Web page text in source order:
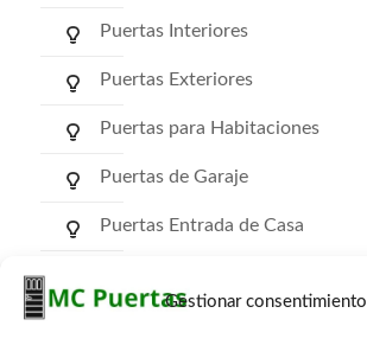
Gestionar consentimiento
Puertas Interiores
Puertas Exteriores
Puertas para Habitaciones
Puertas de Garaje
Puertas Entrada de Casa